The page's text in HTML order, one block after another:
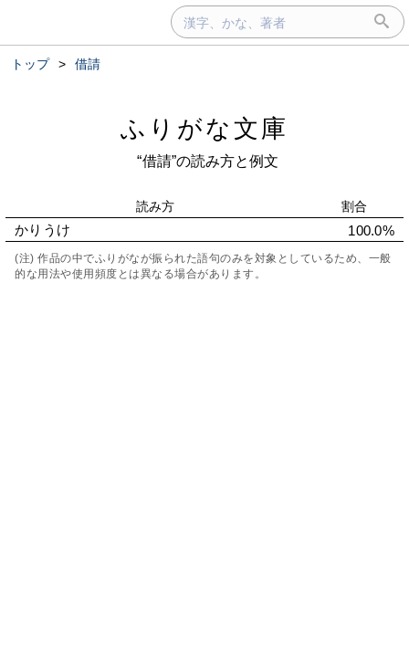
トップ > 借請
ふりがな文庫
“借請”の読み方と例文
読み方 割合
かりうけ 100.0%
(注) 作品の中でふりがなが振られた語句のみを対象としているため、一般
的な用法や使用頻度とは異なる場合があります。